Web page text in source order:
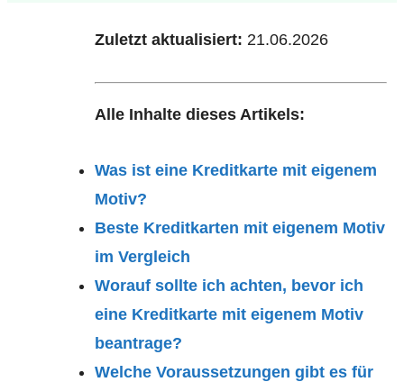
Zuletzt aktualisiert: 21.06.2026
Alle Inhalte dieses Artikels:
Was ist eine Kreditkarte mit eigenem
Motiv?
Beste Kreditkarten mit eigenem Motiv
im Vergleich
Worauf sollte ich achten, bevor ich
eine Kreditkarte mit eigenem Motiv
beantrage?
Welche Voraussetzungen gibt es für